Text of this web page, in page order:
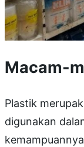
Macam-
Plastik
digunakan